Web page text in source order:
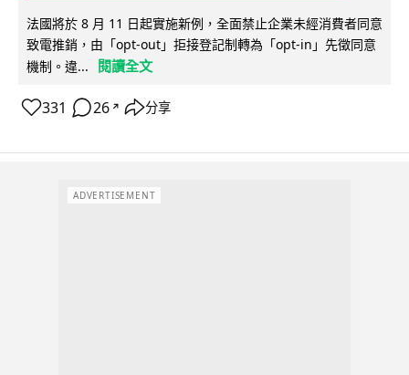
法國將於 8 月 11 日起實施新例，全面禁止企業未經消費者同意
致電推銷，由「opt-out」拒接登記制轉為「opt-in」先徵同意
機制。違...
閱讀全文
331 26 ↗ 分享
ADVERTISEMENT